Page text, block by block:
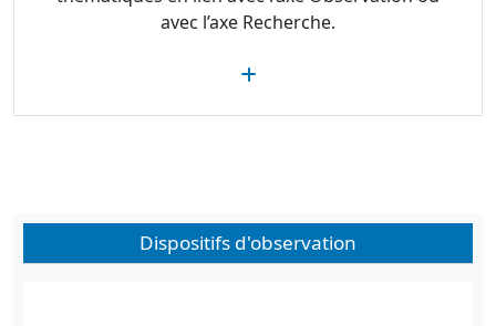
avec l’axe Recherche.
Dispositifs d'observation